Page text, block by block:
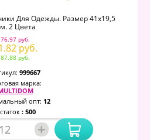
Для Одежды. Размер 41х19,5
2 Цвета
76.97 руб.
руб.
87.88 руб.
999667
марка:
опт: 12
: 500
+